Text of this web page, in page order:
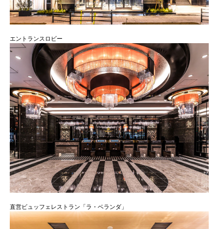
エントランスロビー
直営ビュッフェレストラン「ラ・ベランダ」